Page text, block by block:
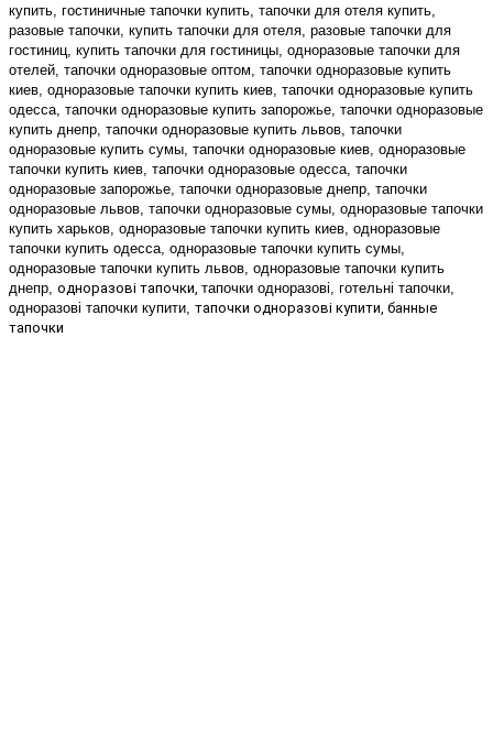
купить, гостиничные тапочки купить, тапочки для отеля купить,
разовые тапочки, купить тапочки для отеля, разовые тапочки для
гостиниц, купить тапочки для гостиницы, одноразовые тапочки для
отелей, тапочки одноразовые оптом, тапочки одноразовые купить
киев, одноразовые тапочки купить киев, тапочки одноразовые купить
одесса, тапочки одноразовые купить запорожье, тапочки одноразовые
купить днепр, тапочки одноразовые купить львов, тапочки
одноразовые купить сумы, тапочки одноразовые киев, одноразовые
тапочки купить киев, тапочки одноразовые одесса, тапочки
одноразовые запорожье, тапочки одноразовые днепр, тапочки
одноразовые львов, тапочки одноразовые сумы, одноразовые тапочки
купить харьков, одноразовые тапочки купить киев, одноразовые
тапочки купить одесса, одноразовые тапочки купить сумы,
одноразовые тапочки купить львов, одноразовые тапочки купить
днепр, одноразові тапочки, тапочки одноразові, готельні тапочки,
одноразові тапочки купити, тапочки одноразові купити, банные
тапочки